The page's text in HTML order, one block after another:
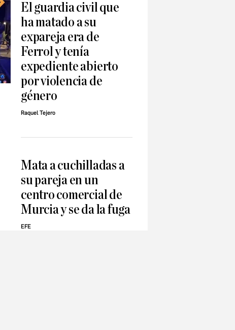
El guardia civil que
ha matado a su
expareja era de
Ferrol y tenía
expediente abierto
por violencia de
género
Raquel Tejero
Mata a cuchilladas a
su pareja en un
centro comercial de
Murcia y se da la fuga
EFE